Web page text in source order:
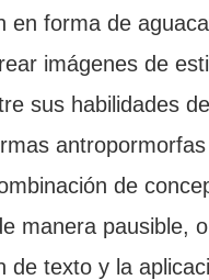
en forma de
imágenes de
sus habilidades
de
manera pausible,
de texto y la